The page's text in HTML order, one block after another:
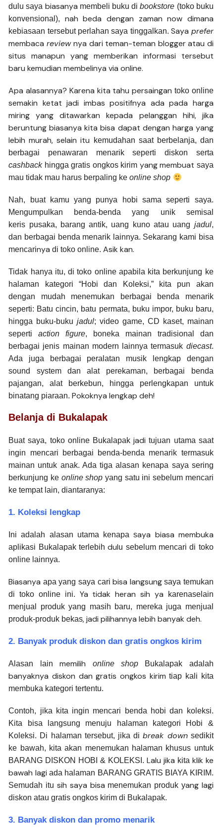
dulu saya biasanya membeli buku di bookstore (toko buku
konvensional), nah beda dengan zaman now dimana
kebiasaan tersebut perlahan saya tinggalkan. Saya prefer
membaca reviewnya dari teman-teman blogger atau di
situs manapun yang memberikan informasi tersebut
baru kemudian membelinya via online.
Apa alasannya? Karena kita tahu persaingan toko online
semakin ketat jadi imbas positifnya ada pada harga
miring yang ditawarkan kepada pelanggan hihi, jika
beruntung biasanya kita bisa dapat dengan harga yang
lebih murah, selain itu kemudahan saat berbelanja, dan
berbagai penawaran menarik seperti diskon serta
cashback hingga gratis ongkos kirim yang membuat saya
mau tidak mau harus berpaling ke online shop
Nah, buat kamu yang punya hobi sama seperti saya.
Mengumpulkan benda-benda yang unik semisal
keris pusaka, barang antik, uang kuno atau uang jadul,
dan berbagai benda menarik lainnya. Sekarang kami bisa
mencarinyadi toko online. Asik kan.
Tidak hanya itu, di toko online apabila kita berkunjung ke
halaman kategori “Hobi dan Koleksi,” kita pun akan
dengan mudah menemukan berbagai benda menarik
seperti: Batu cincin, batu permata, buku impor, buku baru,
hingga buku-buku jadul; video game, CD kaset, mainan
sepertiaction figure, boneka mainan tradisional dan
berbagai jenis mainan modern lainnya termasuk diecast.
Ada juga berbagai peralatan musik lengkap dengan
sound system dan alat perekaman, berbagai benda
pajangan, alat berkebun, hingga perlengkapan untuk
binatang piaraan. Pokoknya lengkap deh!
Belanja di Bukalapak
Buat saya, toko online Bukalapakjadi tujuan utama saat
ingin mencari berbagai benda-benda menarik termasuk
mainan untuk anak. Ada tiga alasan kenapa saya sering
berkunjung ke online shop yang satu ini sebelum mencari
ke tempat lain, diantaranya:
1. Koleksi lengkap
Ini adalah alasan utama kenapa saya biasa membuka
aplikasi Bukalapak terlebihdulu sebelum mencari di toko
online lainnya.
Biasanya apa yang saya cari bisa langsungsaya temukan
di toko online ini. Ya tidak heran sih ya
karenaselain
menjual produk yang masih baru, mereka juga menjual
produk-produk bekas, jadi pilihannya lebih banyak deh.
2. Banyak produk diskon dan gratis ongkos kirim
Alasan lainmemilih online shop Bukalapak adalah
banyaknya diskon dan gratis ongkos kirimtiap kali kita
membuka kategori tertentu.
Contoh, jika kita ingin mencari benda hobi dan koleksi.
Kita bisa langsung menuju halaman kategori Hobi &
Koleksi. Di halaman tersebut, jika di break downsedikit
ke bawah, kita akan menemukan halaman khusus untuk
BARANG DISKON HOBI & KOLEKSI. Lalu jika kita klik ke
bawah lagi ada halaman BARANG GRATIS BIAYA KIRIM.
Semudah itu sih saya bisa menemukan produk yang lagi
diskon atau gratis ongkos kirim di Bukalapak.
3. Banyak diskon dan promo menarik